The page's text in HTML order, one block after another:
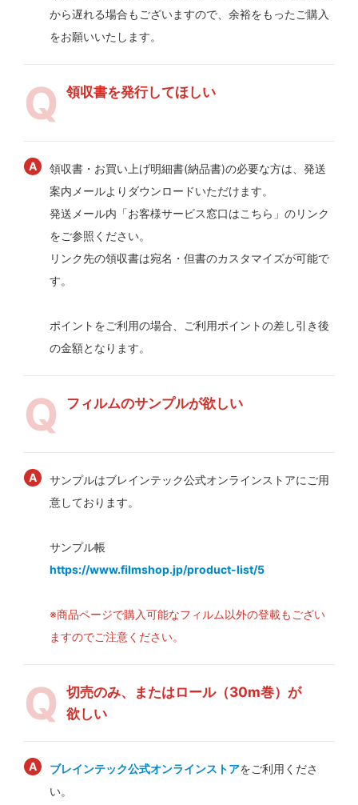
から遅れる場合もございますので、余裕をもったご購入
をお願いいたします。
領収書を発行してほしい
領収書・お買い上げ明細書(納品書)の必要な方は、発送
案内メールよりダウンロードいただけます。
発送メール内「お客様サービス窓口はこちら」のリンク
をご参照ください。
リンク先の領収書は宛名・但書のカスタマイズが可能で
す。
ポイントをご利用の場合、ご利用ポイントの差し引き後
の金額となります。
フィルムのサンプルが欲しい
サンプルはブレインテック公式オンラインストアにご用
意しております。
サンプル帳
https://www.filmshop.jp/product-list/5
※商品ページで購入可能なフィルム以外の登載もござい
ますのでご注意ください。
切売のみ、またはロール（30m巻）が
欲しい
ブレインテック公式オンラインストアをご利用くださ
い。